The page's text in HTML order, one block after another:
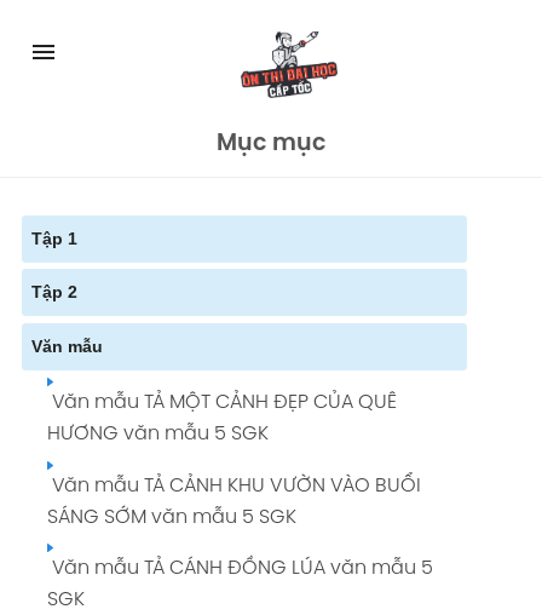
menu
Mục mục
Tập 1
Tuần 1: VIỆT NAM - TỔ QUỐC EM giải Tiếng
Việt 5 tập 1 Trang 5
Tuần 12: GIỮ LẤY MÀU XANH giải Tiếng Việt 5
tập 1 Trang 113
Tuần 2: VIỆT NAM - TỔ QUỐC EM giải Tiếng
Việt 5 tập 1 Trang 13
Soạn bài TẬP LÀM VĂN: LUYỆN TẬP TẢ CẢNH
giải Tiếng Việt 5 tập 1 Trang 34 SGK
Tập 2
Soạn bài TẬP LÀM VĂN: TẢ ĐỒ VẬT giải Tiếng
Việt 5 tập 2 Trang 75 SGK
Văn mẫu
Văn mẫu TẢ MỘT CẢNH ĐẸP CỦA QUÊ
HƯƠNG văn mẫu 5 SGK
Văn mẫu TẢ CẢNH KHU VƯỜN VÀO BUỔI
SÁNG SỚM văn mẫu 5 SGK
Văn mẫu TẢ CÁNH ĐỒNG LÚA văn mẫu 5
SGK